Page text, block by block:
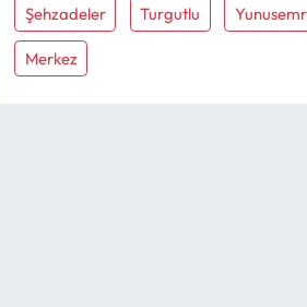
Şehzadeler Turgutlu
Merkez